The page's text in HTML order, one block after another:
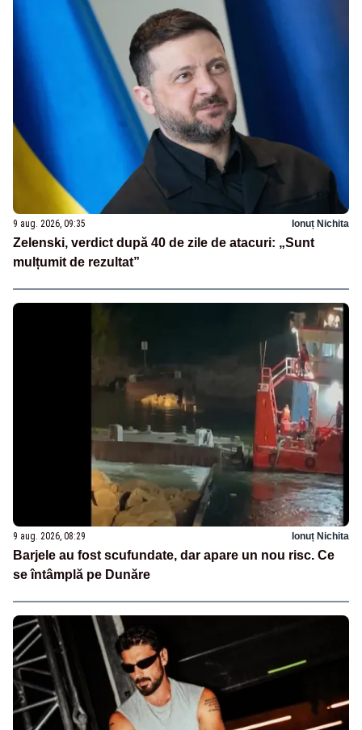
9 aug. 2026, 09:35 Ionuț Nichita
Zelenski, verdict după 40 de zile de atacuri: „Sunt
mulțumit de rezultat”
9 aug. 2026, 08:29 Ionuț Nichita
Barjele au fost scufundate, dar apare un nou risc. Ce
se întâmplă pe Dunăre